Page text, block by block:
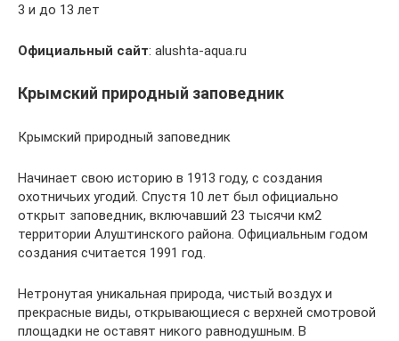
3 и до 13 лет
Официальный сайт: alushta-aqua.ru
Крымский природный заповедник
Крымский природный заповедник
Начинает свою историю в 1913 году, с создания
охотничьих угодий. Спустя 10 лет был официально
открыт заповедник, включавший 23 тысячи км2
территории Алуштинского района. Официальным годом
создания считается 1991 год.
Нетронутая уникальная природа, чистый воздух и
прекрасные виды, открывающиеся с верхней смотровой
площадки не оставят никого равнодушным. В